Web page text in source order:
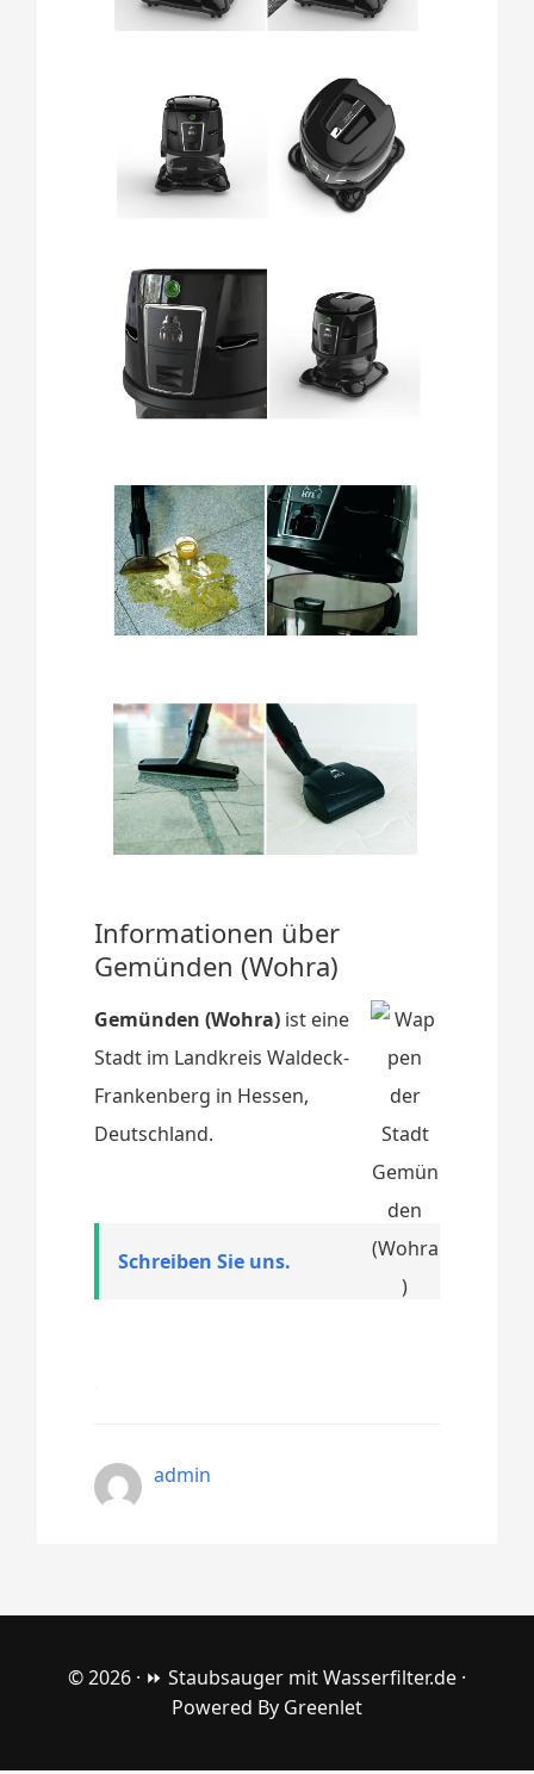
Informationen über
Gemünden (Wohra)
Gemünden (Wohra) ist eine
Stadt im Landkreis Waldeck-
Frankenberg in Hessen,
Deutschland.
Schreiben Sie uns.
admin
© 2026 · ⏩ Staubsauger mit Wasserfilter.de ·
Powered By Greenlet